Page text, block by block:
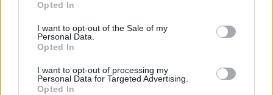
Opted In
I want to opt-out of the Sale of my
Personal Data.
Opted In
I want to opt-out of processing my
Personal Data for Targeted Advertising.
Opted In